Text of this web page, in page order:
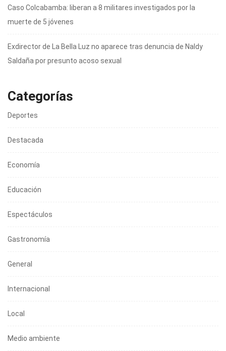
Caso Colcabamba: liberan a 8 militares investigados por la
muerte de 5 jóvenes
Exdirector de La Bella Luz no aparece tras denuncia de Naldy
Saldaña por presunto acoso sexual
Categorías
Deportes
Destacada
Economía
Educación
Espectáculos
Gastronomía
General
Internacional
Local
Medio ambiente